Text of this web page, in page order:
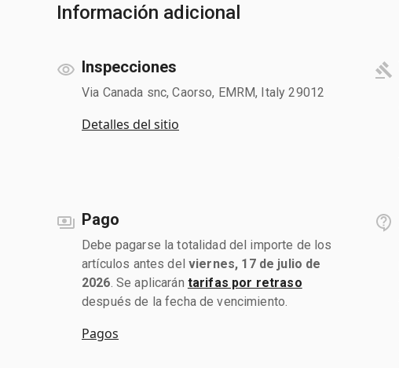
Información adicional
Inspecciones
Via Canada snc, Caorso, EMRM, Italy 29012
Detalles del sitio
Pago
Debe pagarse la totalidad del importe de los
artículos antes del viernes, 17 de julio de
2026 . Se aplicarán tarifas por retraso
después de la fecha de vencimiento.
Pagos